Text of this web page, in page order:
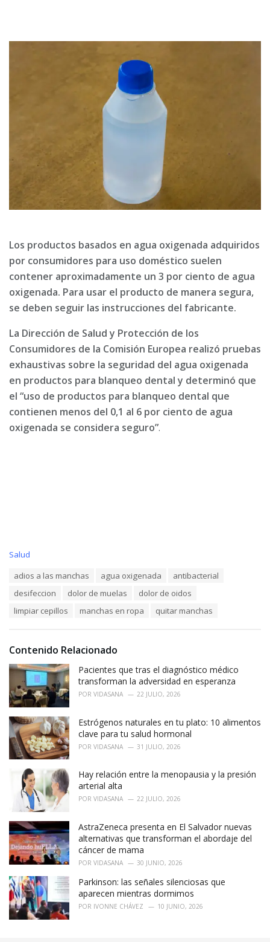
Los productos basados en agua oxigenada adquiridos
por consumidores para uso doméstico suelen
contener aproximadamente un 3 por ciento de agua
oxigenada. Para usar el producto de manera segura,
se deben seguir las instrucciones del fabricante.
La Dirección de Salud y Protección de los
Consumidores de la Comisión Europea realizó pruebas
exhaustivas sobre la seguridad del agua oxigenada
en productos para blanqueo dental y determinó que
el “uso de productos para blanqueo dental que
contienen menos del 0,1 al 6 por ciento de agua
oxigenada se considera seguro”.
C
s
:
Salud
adios a las manchas agua oxigenada
antibacterial
desifeccion
dolor de muelas
dolor de oidos
limpiar cepillos
manchas en ropa quitar manchas
Contenido Relacionado
Pacientes que tras el diagnóstico médico
transforman la adversidad en esperanza
POR VIDASANA 22 JULIO, 2026
Estrógenos naturales en tu plato: 10 alimentos
clave para tu salud hormonal
POR VIDASANA 31 JULIO, 2026
Hay relación entre la menopausia y la presión
arterial alta
POR VIDASANA 22 JULIO, 2026
AstraZeneca presenta en El Salvador nuevas
alternativas que transforman el abordaje del
cáncer de mama
POR VIDASANA 30 JUNIO, 2026
Parkinson: las señales silenciosas que
aparecen mientras dormimos
POR IVONNE CHÁVEZ 10 JUNIO, 2026